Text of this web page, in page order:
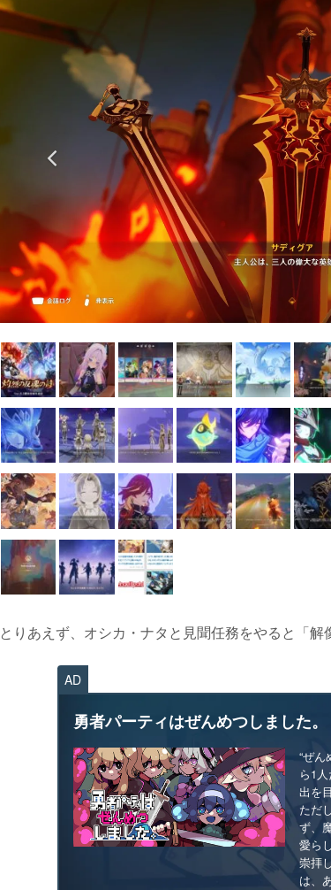
とりあえず、オシカ・ナタと見聞任務をやると「解
AD
勇者パーティはぜんめつしました。
“ぜ
ら1
出を
ただ
ず、
愛ら
崇拝
は、